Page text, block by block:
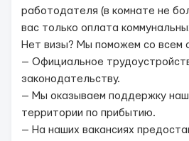
работодателя (в комнате не
вас только оплата
Нет визы? Мы поможем со всем
— Официальное
законодательству.
— Мы оказываем поддержку
территории по прибытию.
— На наших вакансиях